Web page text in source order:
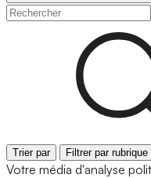
Trier par Filtrer par rubrique
Votre média d'analyse